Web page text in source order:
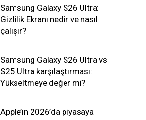
Samsung Galaxy S26 Ultra:
Gizlilik Ekranı nedir ve nasıl
çalışır?
Samsung Galaxy S26 Ultra vs
S25 Ultra karşılaştırması:
Yükseltmeye değer mi?
Apple’ın 2026’da piyasaya